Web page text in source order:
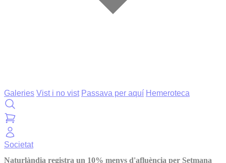
Galeries Vist i no vist Passava per aquí Hemeroteca
Societat
Naturlàndia registra un 10% menys d'afluència per Setmana